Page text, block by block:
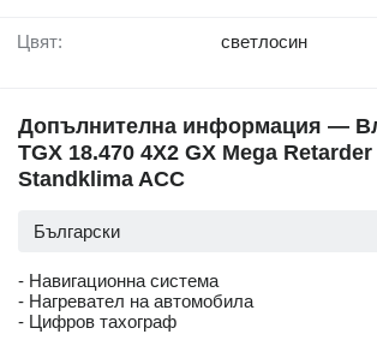
Цвят: светлосин
Допълнителна информация —
TGX 18.470 4X2 GX Mega
Standklima ACC
Български
- Навигационна система
- Нагревател на автомобила
- Цифров тахограф